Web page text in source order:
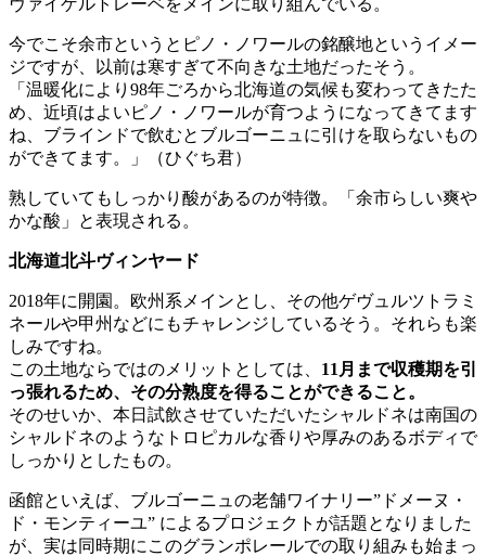
今でこそ余市というとピノ・ノワールの銘醸地というイメー
ジですが、以前は寒すぎて不向きな土地だったそう。
「温暖化により98年ごろから北海道の気候も変わってきたた
め、近頃はよいピノ・ノワールが育つようになってきてます
ね、ブラインドで飲むとブルゴーニュに引けを取らないもの
ができてます。」（ひぐち君）
熟していてもしっかり酸があるのが特徴。「余市らしい爽や
かな酸」と表現される。
北海道北斗ヴィンヤード
2018年に開園。欧州系メインとし、その他ゲヴュルツトラミ
ネールや甲州などにもチャレンジしているそう。それらも楽
しみですね。
この土地ならではのメリットとしては、 11月まで収穫期を引
っ張れるため、その分熟度を得ることができること。
そのせいか、本日試飲させていただいたシャルドネは南国の
シャルドネのようなトロピカルな香りや厚みのあるボディで
しっかりとしたもの。
函館といえば、ブルゴーニュの老舗ワイナリー”ドメーヌ・
ド・モンティーユ” によるプロジェクトが話題となりました
が、実は同時期にこのグランポレールでの取り組みも始まっ